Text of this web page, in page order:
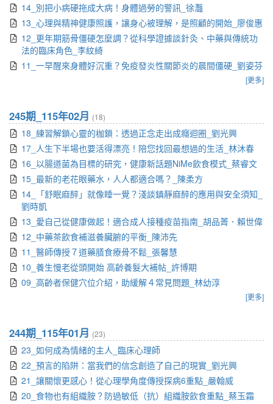
14_別把小病硬拖成大病！身體過勞的警訊_徐灩
13_心理與精神健康照護，讓身心被理解，是照顧的開始_廖俊惠
12_更年期筋骨僵硬怎麼調？從科學證據談針灸、中藥與傳統功
法的臨床角色_李紋綺
11_一早醒來身體好沉重？免疫發炎性關節炎的晨間僵硬_劉姿芬
[更多]
245期_115年02月 (18)
18_練習解鎖心靈的枷鎖：透過正念走出成癮迴圈_劉光興
17_人生下半場也要活得漂亮！陪您找回最想過的生活_林沐春
16_以腸道菌為目標的研究，健康新話題NiMe飲食模式_蔡睿文
15_最新的老花眼藥水，人人都適合嗎？_陳柔方
14_「舒眠麻醉」就像睡一覺？淺談鎮靜麻醉的應用與安全須知_
劉時凱
13_愛自己從健康做起！適合成人接種疫苗指南_胡品菁．賴世偉
12_中藥茶飲食補滋養臟腑的平衡_陳沛先
11_醫師傳授７道藥膳食療骨不鬆_張馨慧
10_養生慢老從頭開始 高齡養髮大補帖_許博期
09_高齡者保健穴位介紹，助緩解４常見問題_林幼淳
[更多]
244期_115年01月 (23)
23_如何成為情緒的主人_臨床心理師
22_預言的陷阱：當我們的信念創造了自己的現實_劉光興
21_讓關懷更感心！從心理學角度傳授探病6重點_嚴翰威
20_食物也有組織胺？防過敏低（抗）組織胺飲食重點_蔡玉霜